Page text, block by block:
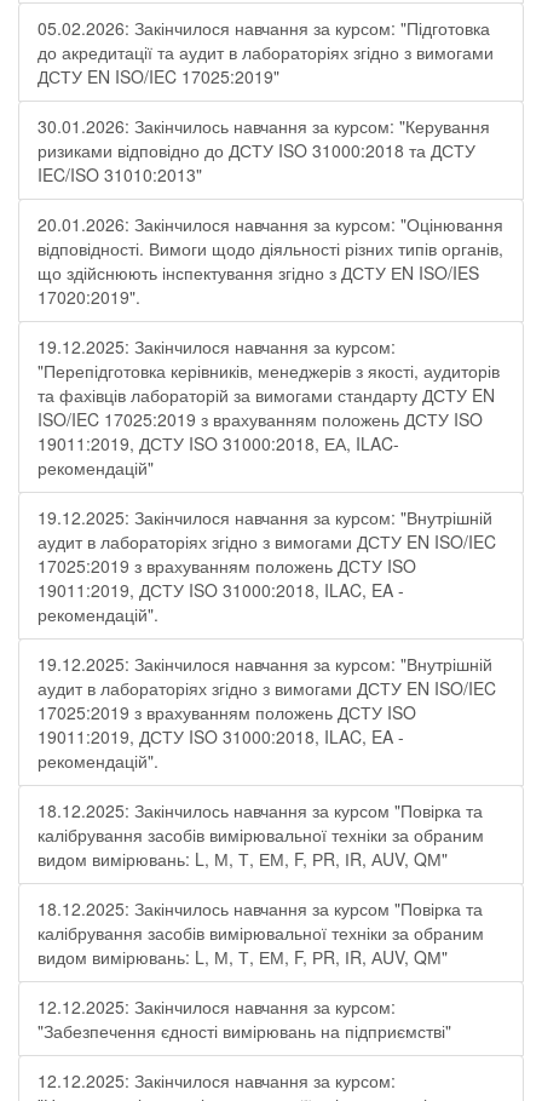
05.02.2026: Закінчилося навчання за курсом: "Підготовка
до акредитації та аудит в лабораторіях згідно з вимогами
ДСТУ EN ISO/IEC 17025:2019"
30.01.2026: Закінчилось навчання за курсом: "Керування
ризиками відповідно до ДСТУ ISO 31000:2018 та ДСТУ
IEC/ISO 31010:2013"
20.01.2026: Закінчилося навчання за курсом: "Оцінювання
відповідності. Вимоги щодо діяльності різних типів органів,
що здійснюють інспектування згідно з ДСТУ ЕN ISO/IES
17020:2019".
19.12.2025: Закінчилося навчання за курсом:
"Перепідготовка керівників, менеджерів з якості, аудиторів
та фахівців лабораторій за вимогами стандарту ДСТУ EN
ISO/IEC 17025:2019 з врахуванням положень ДСТУ ISO
19011:2019, ДСТУ ISO 31000:2018, ЕА, ILAC-
рекомендацій"
19.12.2025: Закінчилося навчання за курсом: "Внутрішній
аудит в лабораторіях згідно з вимогами ДСТУ EN ISO/IEC
17025:2019 з врахуванням положень ДСТУ ISO
19011:2019, ДСТУ ISO 31000:2018, ILAC, EA -
рекомендацій".
19.12.2025: Закінчилося навчання за курсом: "Внутрішній
аудит в лабораторіях згідно з вимогами ДСТУ EN ISO/IEC
17025:2019 з врахуванням положень ДСТУ ISO
19011:2019, ДСТУ ISO 31000:2018, ILAC, EA -
рекомендацій".
18.12.2025: Закінчилось навчання за курсом "Повірка та
калібрування засобів вимірювальної техніки за обраним
видом вимірювань: L, М, Т, ЕМ, F, РR, ІR, АUV, QМ"
18.12.2025: Закінчилось навчання за курсом "Повірка та
калібрування засобів вимірювальної техніки за обраним
видом вимірювань: L, М, Т, ЕМ, F, РR, ІR, АUV, QМ"
12.12.2025: Закінчилося навчання за курсом:
"Забезпечення єдності вимірювань на підприємстві"
12.12.2025: Закінчилося навчання за курсом: